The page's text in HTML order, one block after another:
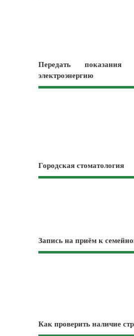
Передать показания
электроэнергию
Городская стоматология
Запись на приём к
Как проверить наличие